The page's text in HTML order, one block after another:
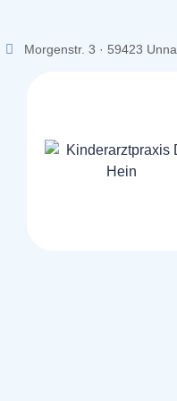
contentMorgenstr. 3 · 59423 Unna